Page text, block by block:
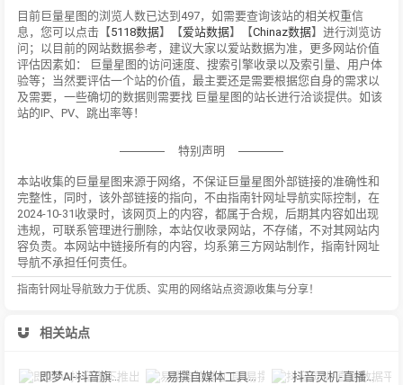
目前巨量星图的浏览人数已达到497，如需要查询该站的相关权重信
息，您可以点击【5118数据】【爱站数据】【Chinaz数据】进行浏览访
问；以目前的网站数据参考，建议大家以爱站数据为准，更多网站价值
评估因素如： 巨量星图的访问速度、搜索引擎收录以及索引量、用户体
验等；当然要评估一个站的价值，最主要还是需要根据您自身的需求以
及需要，一些确切的数据则需要找 巨量星图的站长进行洽谈提供。如该
站的IP、PV、跳出率等！
特别声明
本站收集的巨量星图来源于网络，不保证巨量星图外部链接的准确性和
完整性，同时，该外部链接的指向，不由指南针网址导航实际控制，在
2024-10-31收录时，该网页上的内容，都属于合规，后期其内容如出现
违规，可联系管理进行删除，本站仅收录网站，不存储，不对其网站内
容负责。本网站中链接所有的内容，均系第三方网站制作，指南针网址
导航不承担任何责任。
指南针网址导航致力于优质、实用的网络站点资源收集与分享！
相关站点
即梦AI-抖音旗下推出的AI图片创作工具 易撰自媒体工具-易撰提供文章检测、爆文分析... 抖音灵机-直播数据平台